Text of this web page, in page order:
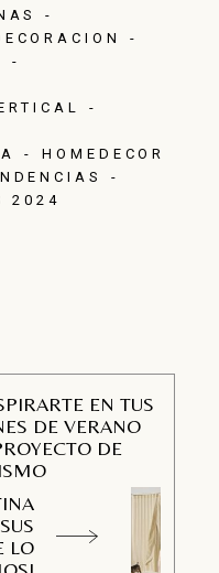
HOMEDECOR
2024
EN TUS
DE VERANO
DE
LO